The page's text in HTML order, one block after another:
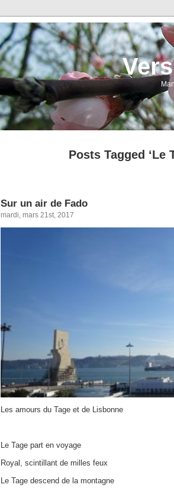
Posts Tagged ‘Le
Sur un air de Fado
mardi, mars 21st, 2017
Les amours du Tage et de Lisbonne
Le Tage part en voyage
Royal, scintillant de milles feux
Le Tage descend de la montagne